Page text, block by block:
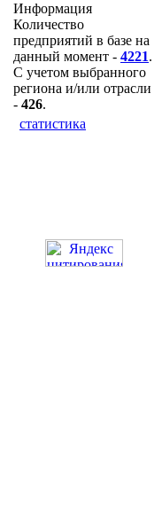
Информация
Количество
предприятий в базе на
данный момент - 4221.
С учетом выбранного
региона и/или отрасли
- 426.
статистика